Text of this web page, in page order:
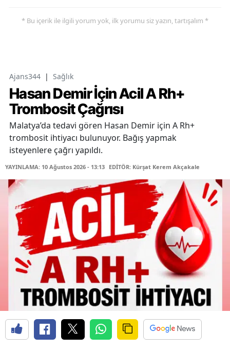
* Bu içerik ile ilgili yorum yok, ilk yorumu siz yazın, tartışalım *
Ajans344 | Sağlık
Hasan Demir İçin Acil A Rh+
Trombosit Çağrısı
Malatya’da tedavi gören Hasan Demir için A Rh+
trombosit ihtiyacı bulunuyor. Bağış yapmak
isteyenlere çağrı yapıldı.
YAYINLAMA: 10 Ağustos 2026 - 13:13 EDİTÖR: Kürşat Kerem Akçakale